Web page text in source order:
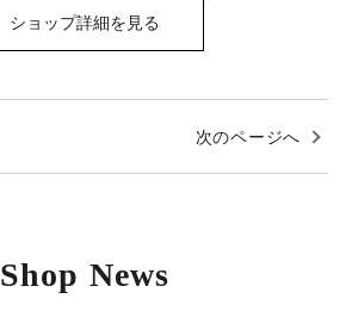
ショップ詳細を見る
次のページへ
Shop News